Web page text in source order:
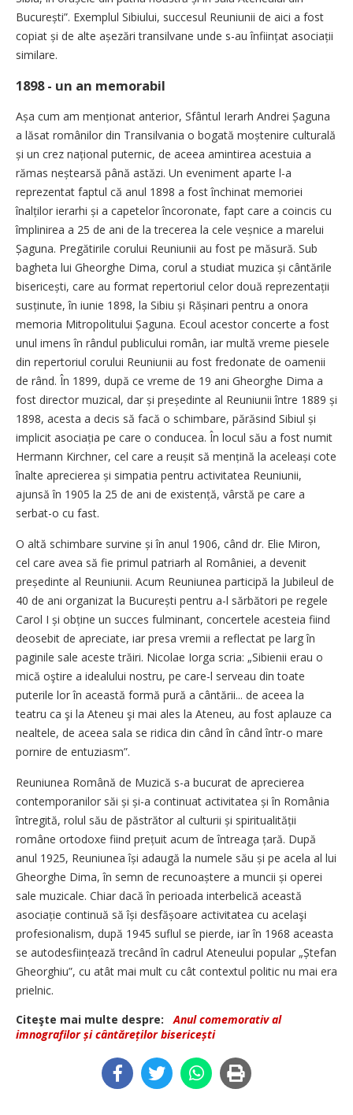
București”. Exemplul Sibiului, succesul Reuniunii de aici a fost
copiat și de alte așezări transilvane unde s-au înființat asociații
similare.
1898 - un an memorabil
Așa cum am menționat anterior, Sfântul Ierarh Andrei Șaguna
a lăsat românilor din Transilvania o bogată moștenire culturală
și un crez național puternic, de aceea amintirea acestuia a
rămas neștearsă până astăzi. Un eveniment aparte l-a
reprezentat faptul că anul 1898 a fost închinat memoriei
înalților ierarhi și a capetelor încoronate, fapt care a coincis cu
împlinirea a 25 de ani de la trecerea la cele veșnice a marelui
Șaguna. Pregătirile corului Reuniunii au fost pe măsură. Sub
bagheta lui Gheorghe Dima, corul a studiat muzica și cântările
bise­ricești, care au format repertoriul celor două reprezentații
susținute, în iunie 1898, la Sibiu și Rășinari pentru a onora
memoria Mitropolitului Șaguna. Ecoul acestor concerte a fost
unul imens în rândul publicului român, iar multă vreme piesele
din repertoriul corului Reuniunii au fost fredonate de oamenii
de rând. În 1899, după ce vreme de 19 ani Gheorghe Dima a
fost director muzical, dar și președinte al Reuniunii între 1889 și
1898, acesta a decis să facă o schimbare, părăsind Sibiul și
implicit asociația pe care o conducea. În locul său a fost numit
Hermann Kirchner, cel care a reușit să mențină la aceleași cote
înalte aprecierea și simpatia pentru activitatea Reuniunii,
ajunsă în 1905 la 25 de ani de existență, vârstă pe care a
serbat-o cu fast.
O altă schimbare survine și în anul 1906, când dr. Elie Miron,
cel care avea să fie primul patriarh al României, a devenit
președinte al Reuniunii. Acum Reuniunea participă la Jubileul de
40 de ani organizat la București pentru a-l sărbători pe regele
Carol I și obține un succes fulminant, concertele acesteia fiind
deosebit de apreciate, iar presa vremii a reflectat pe larg în
paginile sale aceste trăiri. Nicolae Iorga scria: „Sibienii erau o
mică oştire a idealului nostru, pe care-l serveau din toate
puterile lor în această formă pură a cântării... de aceea la
teatru ca şi la Ateneu şi mai ales la Ateneu, au fost aplauze ca
nealtele, de aceea sala se ridica din când în când într-o mare
pornire de entuziasm”.
Reuniunea Română de Muzică s-a bucurat de aprecierea
contemporanilor săi și și-a continuat activitatea și în România
întregită, rolul său de păstrător al culturii și spiritualității
române ortodoxe fiind prețuit acum de întreaga țară. După
anul 1925, Reuniunea își adaugă la numele său și pe acela al lui
Gheorghe Dima, în semn de recunoaștere a muncii și operei
sale muzicale. Chiar dacă în perioada interbelică această
asociație continuă să își desfășoare activitatea cu acelaşi
profesionalism, după 1945 suflul se pierde, iar în 1968 aceasta
se auto­desființează trecând în cadrul Ateneului popular „Ștefan
Gheorghiu”, cu atât mai mult cu cât contextul politic nu mai era
prielnic.
Citeşte mai multe despre:
Anul comemorativ al
imnografilor și cântăreților bisericești